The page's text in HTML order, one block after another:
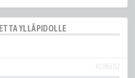
YLLÄPIDOLLE
#106502